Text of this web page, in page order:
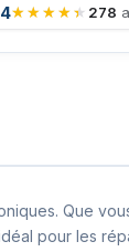
278
Que
pour les